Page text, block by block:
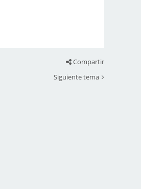
Compartir
Siguiente tema